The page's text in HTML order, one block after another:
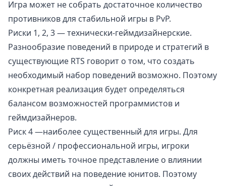
Игра может не собрать достаточное количество
противников для стабильной игры в PvP.
Риски 1, 2, 3 — технически-геймдизайнерские.
Разнообразие поведений в природе и стратегий в
существующие RTS говорит о том, что создать
необходимый набор поведений возможно. Поэтому
конкретная реализация будет определяться
балансом возможностей программистов и
геймдизайнеров.
Риск 4 —наиболее существенный для игры. Для
серьёзной / профессиональной игры, игроки
должны иметь точное представление о влиянии
своих действий на поведение юнитов. Поэтому